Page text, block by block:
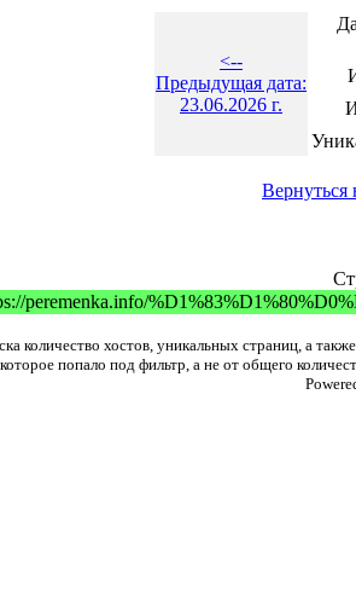
<--
Предыдущая дата:
23.06.2026 г.
Вернуться
peremenka.info/
количество хостов, уникальных страниц, а
попало под фильтр, а не от общего